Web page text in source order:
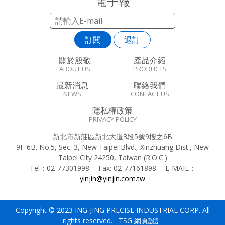
關於殷敬
ABOUT US
產品介紹
PRODUCTS
最新消息
NEWS
聯絡我們
CONTACT US
隱私權政策
PRIVACY POLICY
新北市新莊區新北大道3段5號9樓之6B
9F-6B. No.5, Sec. 3, New Taipei Blvd., Xinzhuang Dist., New
Taipei City 24250, Taiwan (R.O.C.)
Tel： 02-77301998 Fax: 02-77161898 E-MAIL：
yinjin@yinjin.com.tw
訂閱 退訂
Copyright © 2023 ING-JING PRECISE INDUSTRIAL CORP. All
rights reserved. TSG 網頁設計